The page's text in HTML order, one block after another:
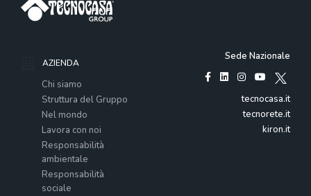
AZIENDA
Chi siamo
Struttura del Gruppo
Nel mondo
Lavora con noi
Responsabilità
ambientale
Responsabilità
sociale
Sede Nazionale
tecnocasa.it
tecnorete.it
kiron.it